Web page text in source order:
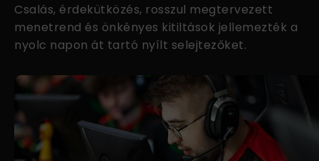
Csalás, érdekütközés, rosszul megtervezett
menetrend és önkényes kitiltások jellemezték a
nyolc napon át tartó nyílt selejtezőket.